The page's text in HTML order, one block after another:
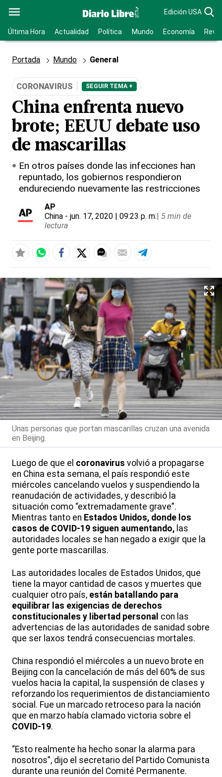
Edición USA
Última Hora Actualidad Política Mundo Economía
Portada Mundo General
CORONAVIRUS SEGUIR TEMA +
China enfrenta nuevo
brote; EEUU debate uso
de mascarillas
En otros países donde las infecciones han
repuntado, los gobiernos respondieron
endureciendo nuevamente las restricciones
AP
China - jun. 17, 2020 | 09:23 p. m.| 5 min de
lectura
Unas personas que portan mascarillas cruzan una avenida
en Beijing.
Luego de que el coronavirus volvió a propagarse
en China esta semana, el país respondió este
miércoles cancelando vuelos y suspendiendo la
reanudación de actividades, y describió la
situación como “extremadamente grave”.
Mientras tanto en Estados Unidos, donde los
casos de COVID-19 siguen aumentando, las
autoridades locales se han negado a exigir que la
gente porte mascarillas.
Las autoridades locales de Estados Unidos, que
tiene la mayor cantidad de casos y muertes que
cualquier otro país, están batallando para
equilibrar las exigencias de derechos
constitucionales y libertad personal con las
advertencias de las autoridades de sanidad sobre
que ser laxos tendrá consecuencias mortales.
China respondió el miércoles a un nuevo brote en
Beijing con la cancelación de más del 60% de sus
vuelos hacia la capital, la suspensión de clases y
reforzando los requerimientos de distanciamiento
social. Fue un marcado retroceso para la nación
que en marzo había clamado victoria sobre el
COVID-19.
“Esto realmente ha hecho sonar la alarma para
nosotros”, dijo el secretario del Partido Comunista
durante una reunión del Comité Permanente.